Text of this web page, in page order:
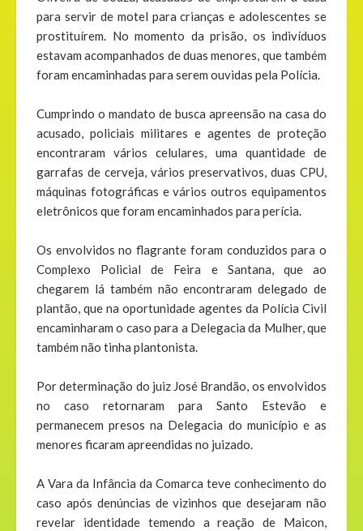
para servir de motel para crianças e adolescentes se
prostituírem. No momento da prisão, os indivíduos
estavam acompanhados de duas menores, que também
foram encaminhadas para serem ouvidas pela Polícia.
Cumprindo o mandato de busca apreensão na casa do
acusado, policiais militares e agentes de proteção
encontraram vários celulares, uma quantidade de
garrafas de cerveja, vários preservativos, duas CPU,
máquinas fotográficas e vários outros equipamentos
eletrônicos que foram encaminhados para perícia.
Os envolvidos no flagrante foram conduzidos para o
Complexo Policial de Feira e Santana, que ao
chegarem lá também não encontraram delegado de
plantão, que na oportunidade agentes da Polícia Civil
encaminharam o caso para a Delegacia da Mulher, que
também não tinha plantonista.
Por determinação do juiz José Brandão, os envolvidos
no caso retornaram para Santo Estevão e
permanecem presos na Delegacia do município e as
menores ficaram apreendidas no juizado.
A Vara da Infância da Comarca teve conhecimento do
caso após denúncias de vizinhos que desejaram não
revelar identidade temendo a reação de Maicon,